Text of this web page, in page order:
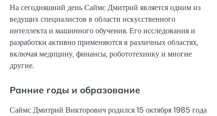
На сегодняшний день Саймс Дмитрий является одним из
ведущих специалистов в области искусственного
интеллекта и машинного обучения. Его исследования и
разработки активно применяются в различных областях,
включая медицину, финансы, робототехнику и многие
другие.
Ранние годы и образование
Саймс Дмитрий Викторович родился 15 октября 1985 года